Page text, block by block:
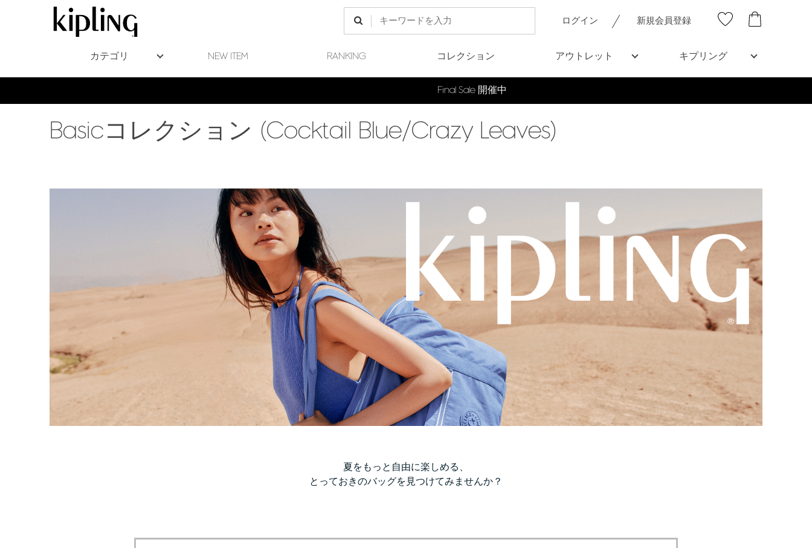
ログイン 新規会員登録
カテゴリ NEW ITEM RANKING コレクション アウトレット キプリング
Final Sale 開催中
Basicコレクション (Cocktail Blue/Crazy Leaves)
夏をもっと自由に楽しめる、
とっておきのバッグを見つけてみませんか？